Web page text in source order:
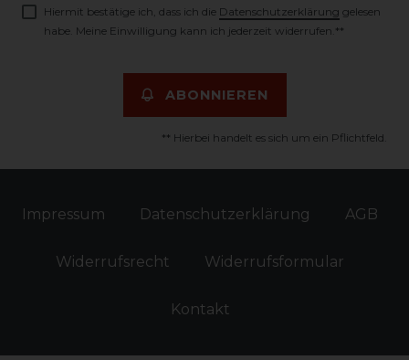
Hiermit bestätige ich, dass ich die Daten­schutz­erklärung gelesen
habe. Meine Einwilligung kann ich jederzeit widerrufen.**
ABONNIEREN
** Hierbei handelt es sich um ein Pflichtfeld.
Impressum Daten­schutz­erklärung AGB
Widerrufs­recht Widerrufs­formular
Kontakt